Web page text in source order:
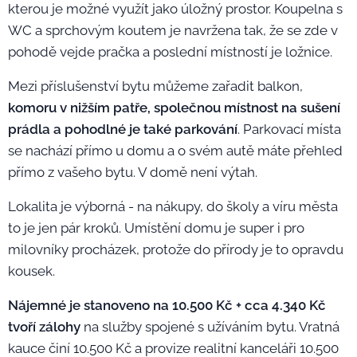
kterou je možné využít jako úložný prostor. Koupelna s
WC a sprchovým koutem je navržena tak, že se zde v
pohodě vejde pračka a poslední místností je ložnice.
Mezi příslušenství bytu můžeme zařadit balkon,
komoru v nižším patře, společnou místnost na sušení
prádla a pohodlné je také parkování. Parkovací místa
se nachází přímo u domu a o svém autě máte přehled
přímo z vašeho bytu. V domě není výtah.
Lokalita je výborná - na nákupy, do školy a víru města
to je jen pár kroků. Umístění domu je super i pro
milovníky procházek, protože do přírody je to opravdu
kousek.
Nájemné je stanoveno na 10.500 Kč + cca 4.340 Kč
tvoří zálohy na služby spojené s užíváním bytu. Vratná
kauce činí 10.500 Kč a provize realitní kanceláři 10.500